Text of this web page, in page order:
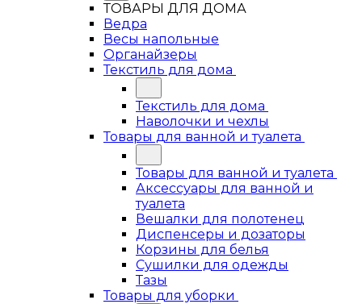
ТОВАРЫ ДЛЯ ДОМА
Ведра
Весы напольные
Органайзеры
Текстиль для дома
Текстиль для дома
Наволочки и чехлы
Товары для ванной и туалета
Товары для ванной и туалета
Аксессуары для ванной и
туалета
Вешалки для полотенец
Диспенсеры и дозаторы
Корзины для белья
Сушилки для одежды
Тазы
Товары для уборки